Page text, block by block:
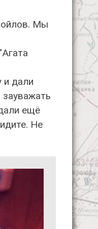
Мы
и дали
ещё
Не